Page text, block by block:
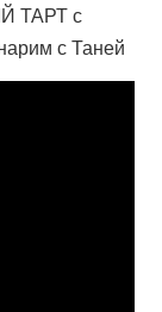
ТАРТ с
с Таней